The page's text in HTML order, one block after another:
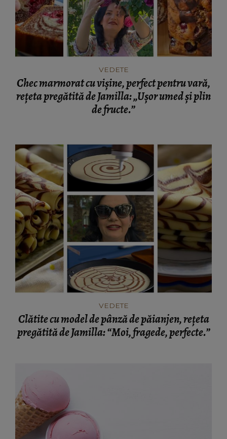
VEDETE
Chec marmorat cu vișine, perfect pentru vară,
rețeta pregătită de Jamilla: „Ușor umed și plin
de fructe.”
VEDETE
Clătite cu model de pânză de păianjen, rețeta
pregătită de Jamilla: “Moi, fragede, perfecte.”